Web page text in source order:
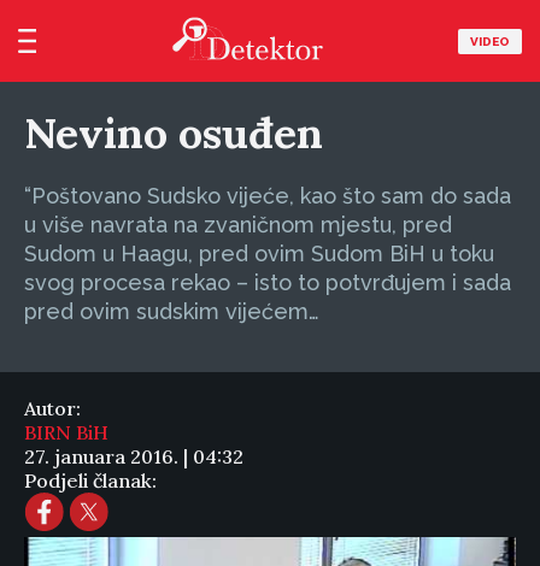
VIDEO
Nevino osuđen
“Poštovano Sudsko vijeće, kao što sam do sada
u više navrata na zvaničnom mjestu, pred
Sudom u Haagu, pred ovim Sudom BiH u toku
svog procesa rekao – isto to potvrđujem i sada
pred ovim sudskim vijećem…
Autor:
BIRN BiH
27. januara 2016. | 04:32
Podjeli članak: